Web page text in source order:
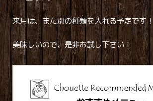
来月は、また別の種類を入れる予定です！
美味しいので、是非お試し下さい！